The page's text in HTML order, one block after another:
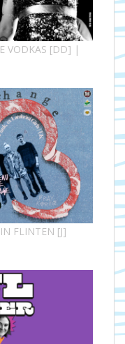
VODKAS [DD] |
FLINTEN [J]